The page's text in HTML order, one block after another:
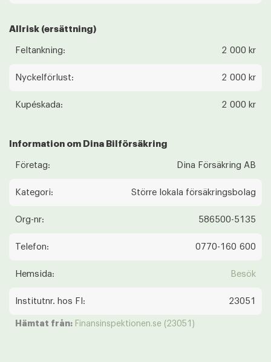
Allrisk (ersättning)
Feltankning: 2 000 kr
Nyckelförlust: 2 000 kr
Kupéskada: 2 000 kr
Information om Dina Bilförsäkring
Företag: Dina Försäkring AB
Kategori: Större lokala försäkringsbolag
Org-nr: 586500-5135
Telefon: 0770-160 600
Hemsida: Besök
Institutnr. hos FI: 23051
Hämtat från: Finansinspektionen.se (23051)